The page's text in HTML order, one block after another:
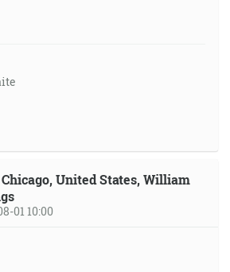
Chicago, United States, William
01 10:00